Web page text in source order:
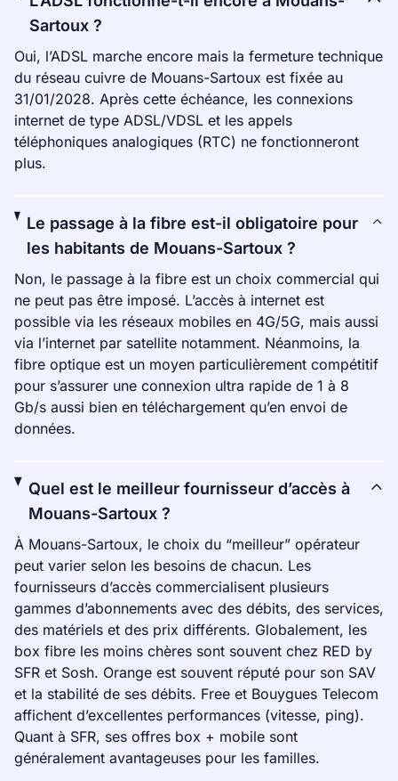
Sartoux ?
Oui, l’ADSL marche encore mais la fermeture technique
du réseau cuivre de Mouans-Sartoux est fixée au
31/01/2028. Après cette échéance, les connexions
internet de type ADSL/VDSL et les appels
téléphoniques analogiques (RTC) ne fonctionneront
plus.
Le passage à la fibre est-il obligatoire pour
les habitants de Mouans-Sartoux ?
Non, le passage à la fibre est un choix commercial qui
ne peut pas être imposé. L’accès à internet est
possible via les réseaux mobiles en 4G/5G, mais aussi
via l’internet par satellite notamment. Néanmoins, la
fibre optique est un moyen particulièrement compétitif
pour s’assurer une connexion ultra rapide de 1 à 8
Gb/s aussi bien en téléchargement qu’en envoi de
données.
Quel est le meilleur fournisseur d’accès à
Mouans-Sartoux ?
À Mouans-Sartoux, le choix du “meilleur” opérateur
peut varier selon les besoins de chacun. Les
fournisseurs d’accès commercialisent plusieurs
gammes d’abonnements avec des débits, des services,
des matériels et des prix différents. Globalement, les
box fibre les moins chères sont souvent chez RED by
SFR et Sosh. Orange est souvent réputé pour son SAV
et la stabilité de ses débits. Free et Bouygues Telecom
affichent d’excellentes performances (vitesse, ping).
Quant à SFR, ses offres box + mobile sont
généralement avantageuses pour les familles.